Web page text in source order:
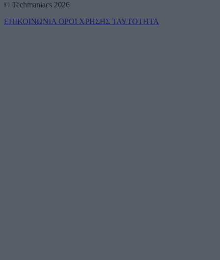
© Techmaniacs 2026
ΕΠΙΚΟΙΝΩΝΙΑ ΟΡΟΙ ΧΡΗΣΗΣ ΤΑΥΤΟΤΗΤΑ